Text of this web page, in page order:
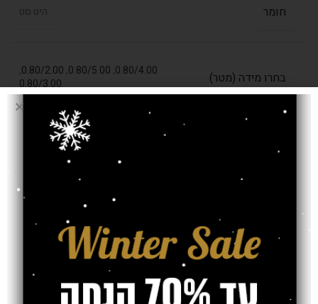
חומר היט סט
בחרו מידה (מטר) 0.80/4.00
,
0.80/5.00
,
0.80/2.00
,
0.80/3.00
חוות דעת (0)
משלוח